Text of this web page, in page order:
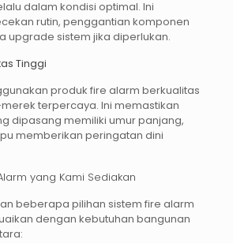
dalam kondisi optimal. Ini
rutin, penggantian komponen
upgrade sistem jika diperlukan.
Tinggi
produk fire alarm berkualitas
terpercaya. Ini memastikan
dipasang memiliki umur panjang,
memberikan peringatan dini
yang Kami Sediakan
beberapa pilihan sistem fire alarm
dengan kebutuhan bangunan